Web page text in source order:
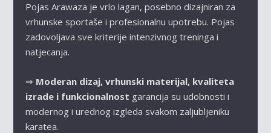
Pojas Arawaza je vrlo lagan, posebno dizajniran za
vrhunske sportaše i profesionalnu upotrebu. Pojas
zadovoljava sve kriterije intenzivnog treninga i
natjecanja.
⇒ Moderan dizaj, vrhunski materijal, kvaliteta
izrade i funkcionalnost garancija su udobnosti i
modernog i urednog izgleda svakom zaljubljeniku
karatea.